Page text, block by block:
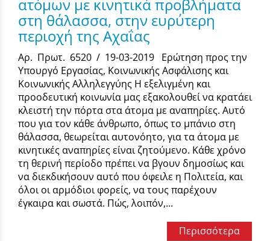
ατόμων με κινητικά προβλήματα
στη θάλασσα, στην ευρύτερη
περιοχή της Αχαΐας
Αρ. Πρωτ. 6520 / 19-03-2019 Ερώτηση προς την
Υπουργό Εργασίας, Κοινωνικής Ασφάλισης και
Κοινωνικής Αλληλεγγύης Η εξελιγμένη και
προοδευτική κοινωνία μας εξακολουθεί να κρατάει
κλειστή την πόρτα στα άτομα με αναπηρίες. Αυτό
που για τον κάθε άνθρωπο, όπως το μπάνιο στη
θάλασσα, θεωρείται αυτονόητο, για τα άτομα με
κινητικές αναπηρίες είναι ζητούμενο. Κάθε χρόνο
τη θερινή περίοδο πρέπει να βγουν δημοσίως και
να διεκδικήσουν αυτό που όφειλε η Πολιτεία, και
όλοι οι αρμόδιοι φορείς, να τους παρέχουν
έγκαιρα και σωστά. Πώς, λοιπόν,...
Περισσότερα